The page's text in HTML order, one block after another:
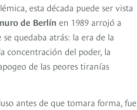
esta década puede ser vista
de Berlín en 1989 arrojó a
quedaba atrás: la era de la
concentración del poder, la
de las peores tiranías
antes de que tomara forma, fue